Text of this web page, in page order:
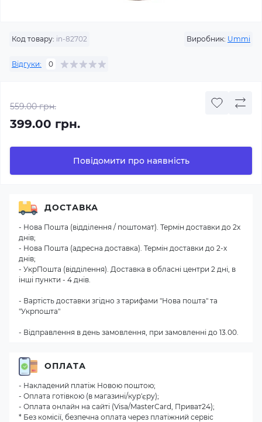
Код товару: in-82702 Виробник: Ummi
Відгуки: 0
559.00 грн.
399.00 грн.
Повідомити про наявність
ДОСТАВКА
- Нова Пошта (відділення / поштомат). Термін доставки до 2х
днів;
- Нова Пошта (адресна доставка). Термін доставки до 2-х
днів;
- УкрПошта (відділення). Доставка в обласні центри 2 дні, в
інші пункти - 4 днів.
- Вартість доставки згідно з тарифами "Нова пошта" та
"Укрпошта"
- Відправлення в день замовлення, при замовленні до 13.00.
ОПЛАТА
- Накладений платіж Новою поштою;
- Оплата готівкою (в магазині/кур'єру);
- Оплата онлайн на сайті (Visa/MasterCard, Приват24);
* Без комісії, безпечна оплата через платіжний сервіс